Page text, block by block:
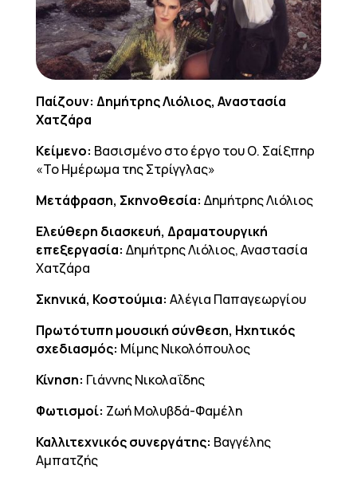
Παίζουν: Δημήτρης Λιόλιος, Αναστασία
Χατζάρα
Κείμενο: Βασισμένο στο έργο του Ο. Σαίξπηρ
«Το Ημέρωμα της Στρίγγλας»
Μετάφραση, Σκηνοθεσία: Δημήτρης Λιόλιος
Ελεύθερη διασκευή, Δραματουργική
επεξεργασία: Δημήτρης Λιόλιος, Αναστασία
Χατζάρα
Σκηνικά, Κοστούμια: Αλέγια Παπαγεωργίου
Πρωτότυπη μουσική σύνθεση, Ηχητικός
σχεδιασμός: Μίμης Νικολόπουλος
Κίνηση: Γιάννης Νικολαΐδης
Φωτισμοί: Ζωή Μολυβδά-Φαμέλη
Καλλιτεχνικός συνεργάτης: Βαγγέλης
Αμπατζής